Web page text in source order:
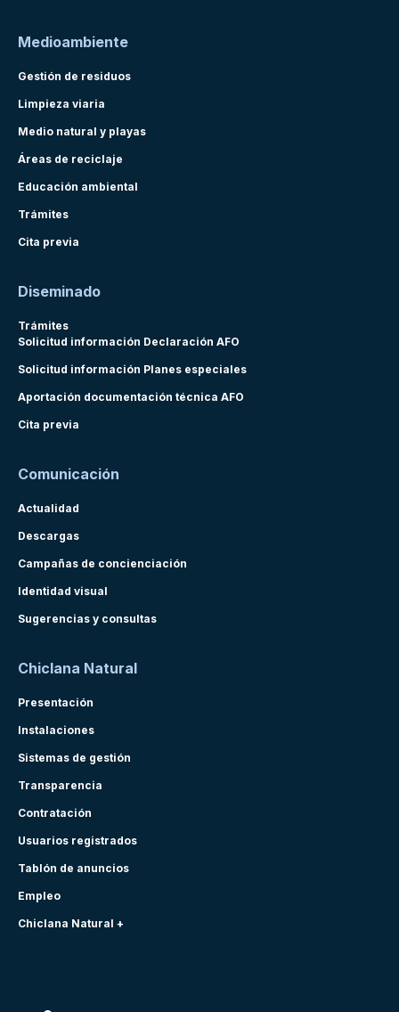
Medioambiente
Gestión de residuos
Limpieza viaria
Medio natural y playas
Áreas de reciclaje
Educación ambiental
Trámites
Cita previa
Diseminado
Trámites
Solicitud información Declaración AFO
Solicitud información Planes especiales
Aportación documentación técnica AFO
Cita previa
Comunicación
Actualidad
Descargas
Campañas de concienciación
Identidad visual
Sugerencias y consultas
Chiclana Natural
Presentación
Instalaciones
Sistemas de gestión
Transparencia
Contratación
Usuarios registrados
Tablón de anuncios
Empleo
Chiclana Natural +